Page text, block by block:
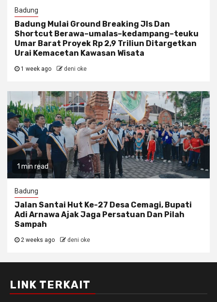
Badung
Badung Mulai Ground Breaking Jls Dan
Shortcut Berawa–umalas–kedampang–teuku
Umar Barat Proyek Rp 2,9 Triliun Ditargetkan
Urai Kemacetan Kawasan Wisata
1 week ago deni oke
1 min read
Badung
Jalan Santai Hut Ke-27 Desa Cemagi, Bupati
Adi Arnawa Ajak Jaga Persatuan Dan Pilah
Sampah
2 weeks ago deni oke
LINK TERKAIT